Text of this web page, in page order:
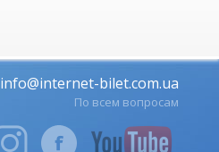
info@internet-bilet.com.ua
По всем вопросам